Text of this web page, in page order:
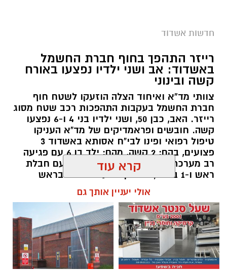
צילום גיא אוחיון
מה בחופיםהמוכרזים באשדוד
חוף מי עמי(ספורט) – קט סל, פינג פונג, מתקני
כושר. פארק שעשועים לילדים. פודטראק -דגל
אדום
חדשות אשדוד
רייזר התהפך בחוף חברת החשמל
באשדוד: אב ושני ילדיו נפצעו באורח
קשה ובינוני
צוותי מד”א ואיחוד הצלה הוזעקו לשטח חוף
חברת החשמל בעקבות התהפכות רכב שטח מסוג
רייזר. האב, כבן 50, ושני ילדיו בני 4 ו-6 נפצעו
קשה. חובשים ופראמדיקים של מד"א העניקו
טיפול רפואי ופינו לבי"ח אסותא באשדוד 3
פצועים, בהם: 2 קשה, מהם: ילד בן 6 עם פגיעה
רב מערכתית מחוסר הכרה וילד בן 4 עם חבלת
ראש ו-1 בינוני, גבר בן 36 עם חבלות בראש
להאזנה לתוכן:
קרא עוד
אולי יעניין אותך גם